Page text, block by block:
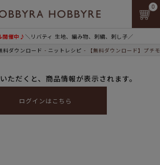
開催中♪＼リバティ 生地、編み物、刺繍、刺し子／
0
料ダウンロード ニットレシピ 【無料ダウンロード】プチ
ただくと、商品情報が表示されます。
ログインはこちら